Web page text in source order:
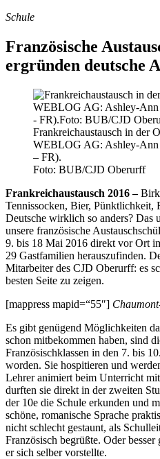
Schule
Französische
ergründen deutsche
Frankreichaustausch in der
WEBLOG AG: Ashley-
– FR).
Foto: BUB/CJD Oberurff
Frankreichaustausch 2016 –
Tennissocken, Bier, Pünktlichkeit,
Deutsche wirklich so anders? Das
unsere französische
9. bis 18 Mai 2016 direkt vor Ort
29 Gastfamilien herauszufinden.
Mitarbeiter des CJD Oberurff: es
besten Seite zu zeigen.
[mappress mapid=“55″]
Es gibt genügend Möglichkeiten
schon mitbekommen haben, sind
Französischklassen in den 7. bis
worden. Sie hospitieren und
Lehrer animiert beim Unterricht
durften sie direkt in der zweiten
der 10e die Schule erkunden und
schöne, romanische Sprache
nicht schlecht gestaunt, als
Französisch begrüßte. Oder
er sich selber vorstellte.